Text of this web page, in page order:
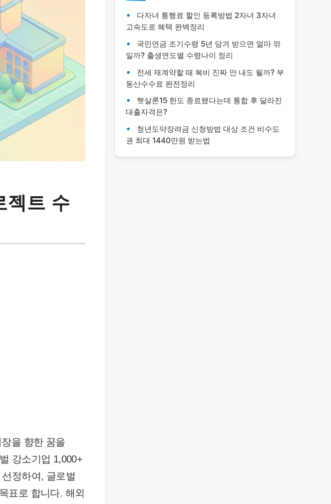
젝트 수
을 향한 꿈을
강소기업 1,000+
정하여, 글로벌
표로 합니다. 해외
다자녀 통행료 할인 등록방법 2자녀 3자녀
고속도로 혜택 완벽정리
국민연금 조기수령 5년 당겨 받으면 얼마 깎
일까? 출생연도별 수령나이 정리
전세 재계약할 때 복비 진짜 안 내도 될까? 부
동산수수료 완전정리
햇살론15 한도 종료됐다는데 통합 후 달라진
대출자격은?
청년도약장려금 신청방법 대상 조건 비수도
권 최대 1440만원 받는법